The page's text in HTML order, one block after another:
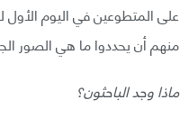
على المتطوعين في اليوم
منهم أن يحددوا ما هي الصور
ماذا وجد الباحثون؟